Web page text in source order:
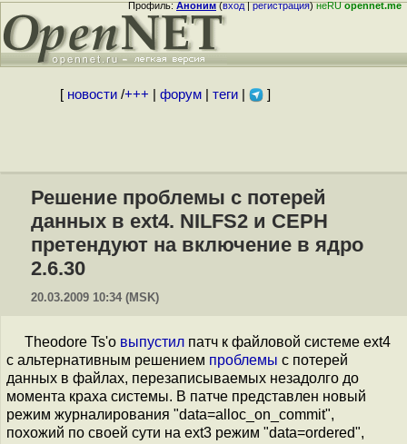
Профиль:Аноним(вход|регистрация)неRUopennet.me
[ новости/+++ форум| теги| ]
Решение проблемы с потерей
данных в ext4. NILFS2 и CEPH
претендуют на включение в ядро
2.6.30
20.03.2009 10:34 (MSK)
Theodore Ts'o выпустил патч к файловой системе ext4
с альтернативным решением проблемы с потерей
данных в файлах, перезаписываемых незадолго до
момента краха системы. В патче представлен новый
режим журналирования "data=alloc_on_commit",
похожий по своей сути на ext3 режим "data=ordered",